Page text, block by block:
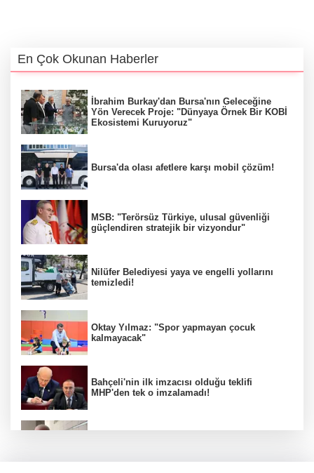
En Çok Okunan Haberler
İbrahim Burkay'dan Bursa'nın Geleceğine
Yön Verecek Proje: "Dünyaya Örnek Bir KOBİ
Ekosistemi Kuruyoruz"
Bursa'da olası afetlere karşı mobil çözüm!
MSB: "Terörsüz Türkiye, ulusal güvenliği
güçlendiren stratejik bir vizyondur"
Nilüfer Belediyesi yaya ve engelli yollarını
temizledi!
Oktay Yılmaz: "Spor yapmayan çocuk
kalmayacak"
Bahçeli'nin ilk imzacısı olduğu teklifi
MHP'den tek o imzalamadı!